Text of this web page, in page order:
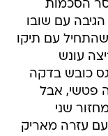
הסכמות
עם שובו
עם תיקו
עונש
כובש בדקה
פטשי, אבל
שני
עם עזרה מאריק